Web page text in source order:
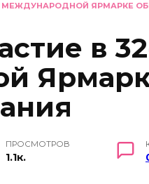
МЕЖДУНАРОДНОЙ ЯРМАРКЕ
в
ПРОСМОТРОВ
1.1к.